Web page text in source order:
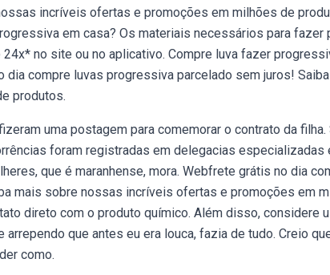
incríveis ofertas e promoções em milhões de
em casa? Os materiais necessários para fazer
no site ou no aplicativo. Compre luva fazer
dia compre luvas progressiva parcelado sem juros!
produtos.
uma postagem para comemorar o contrato da
foram registradas em delegacias especializadas
que é maranhense, mora. Webfrete grátis no dia
mais sobre nossas incríveis ofertas e promoções em
direto com o produto químico. Além disso, considere
arrependo que antes eu era louca, fazia de tudo. Creio
como.